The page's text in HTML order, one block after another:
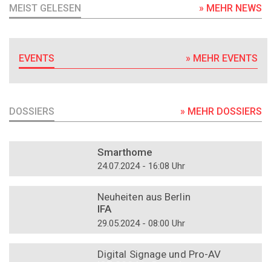
MEIST GELESEN » MEHR NEWS
EVENTS » MEHR EVENTS
DOSSIERS » MEHR DOSSIERS
Smarthome
24.07.2024 - 16:08 Uhr
Neuheiten aus Berlin
IFA
29.05.2024 - 08:00 Uhr
Digital Signage und Pro-AV